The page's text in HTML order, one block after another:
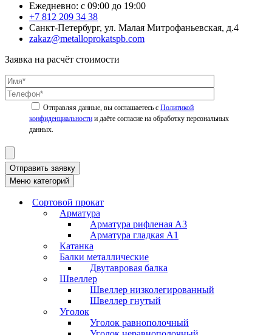
Ежедневно: с 09:00 до 19:00
+7 812 209 34 38
Санкт-Петербург, ул. Малая Митрофаньевская, д.4
zakaz@metalloprokatspb.com
Заявка на расчёт стоимости
Политикой
конфиденциальности
Отправить заявку
Меню категорий
Сортовой прокат
Арматура
Арматура рифленая А3
Арматура гладкая А1
Катанка
Балки металлические
Двутавровая балка
Швеллер
Швеллер низколегированный
Швеллер гнутый
Уголок
Уголок равнополочный